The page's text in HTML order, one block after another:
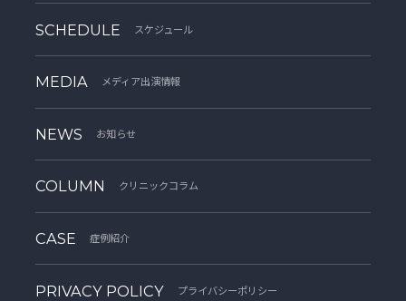
SCHEDULE スケジュール
MEDIA メディア出演情報
NEWS お知らせ
COLUMN クリニックコラム
CASE 症例紹介
PRIVACY POLICY プライバシーポリシー